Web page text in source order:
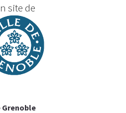
site de
Grenoble